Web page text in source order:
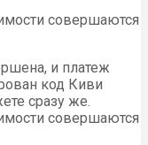
совершаются
и платеж
код Киви
сразу же.
совершаются